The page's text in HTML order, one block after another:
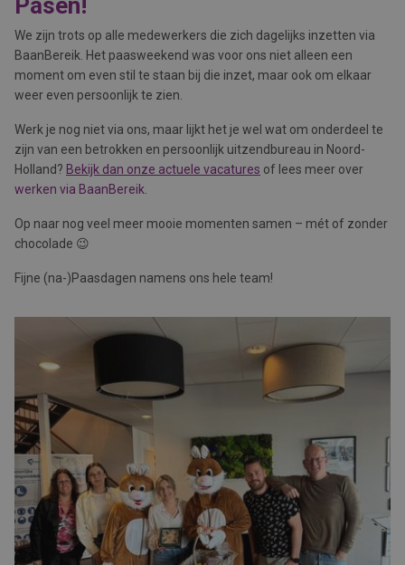
Pasen!
We zijn trots op alle medewerkers die zich dagelijks inzetten via
BaanBereik. Het paasweekend was voor ons niet alleen een
moment om even stil te staan bij die inzet, maar ook om elkaar
weer even persoonlijk te zien.
Werk je nog niet via ons, maar lijkt het je wel wat om onderdeel te
zijn van een betrokken en persoonlijk uitzendbureau in Noord-
Holland? Bekijk dan onze actuele vacatures of lees meer over
werken via BaanBereik
Op naar nog veel meer mooie momenten samen – mét of zonder
chocolade 😉
Fijne (na-)Paasdagen namens ons hele team!